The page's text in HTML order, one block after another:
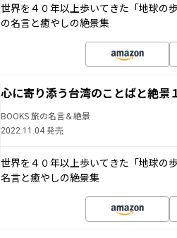
世界を４０年以上歩いてきた「地球の
の名言と癒やしの絶景集
心に寄り添う台湾のことばと絶景
BOOKS 旅の名言＆絶景
2022.11.04 発売
世界を４０年以上歩いてきた「地球の
名言と癒やしの絶景集